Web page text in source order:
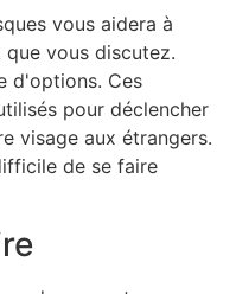
vous aidera à
vous discutez.
d'options. Ces
pour déclencher
visage aux étrangers.
de se faire